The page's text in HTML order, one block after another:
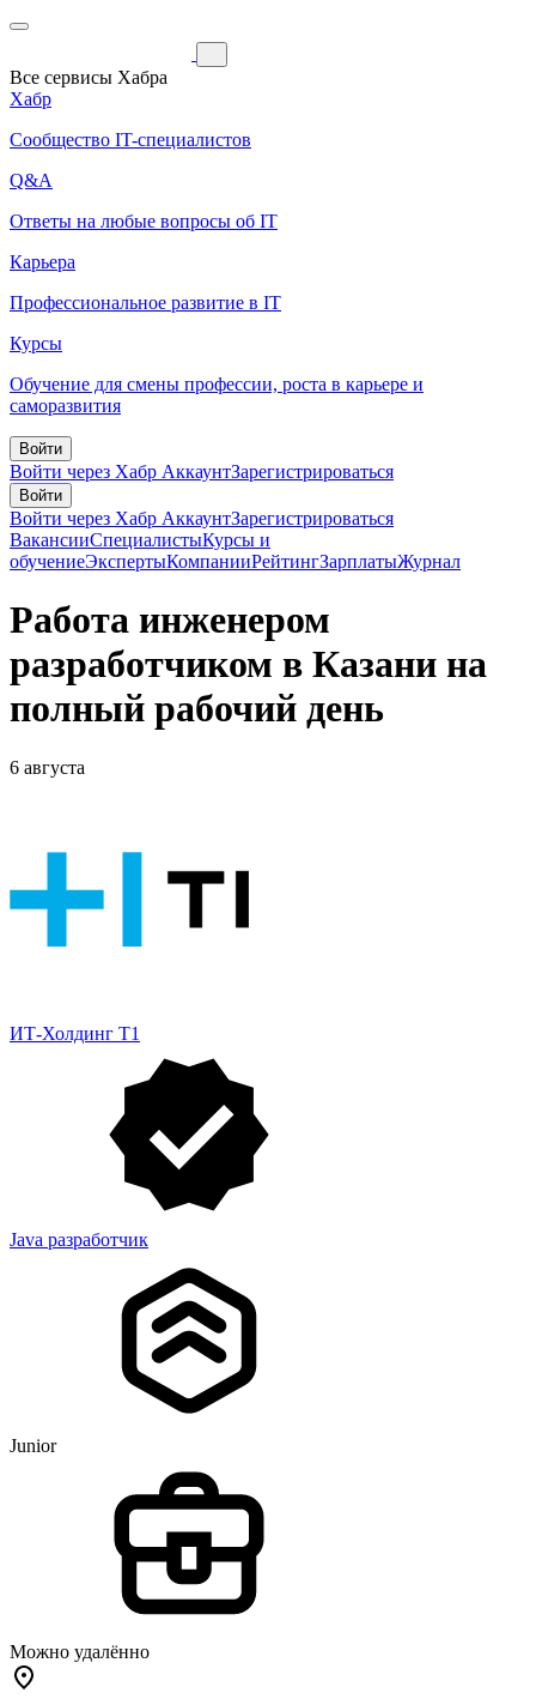
Все сервисы Хабра
Хабр
Сообщество IT-специалистов
Q&A
Ответы на любые вопросы об IT
Карьера
Профессиональное развитие в IT
Курсы
Обучение для смены профессии, роста в карьере и
саморазвития
Войти
Войти через Хабр АккаунтЗарегистрироваться
Войти
Войти через Хабр АккаунтЗарегистрироваться
ВакансииСпециалистыКурсы и
обучениеЭкспертыКомпанииРейтингЗарплатыЖурнал
Работа инженером
разработчиком в Казани на
полный рабочий день
6 августа
ИТ-Холдинг Т1
Java разработчик
Junior
Можно удалённо